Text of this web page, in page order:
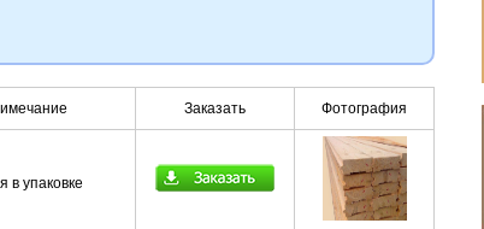
Заказать Фотография
в упаковке